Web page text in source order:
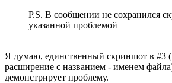
P.S. В сообщении не сохранился
указанной проблемой
Я думаю, единственный скриншот в #3
расширение с названием - именем
демонстрирует проблему.